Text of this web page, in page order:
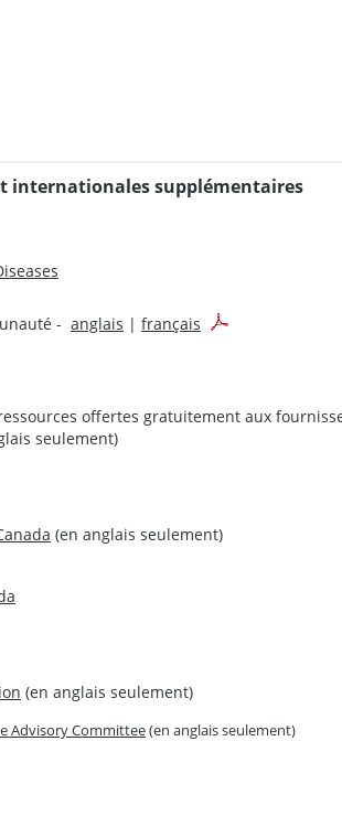
internationales supplémentaires
- anglais | français
offertes gratuitement aux
seulement)
(en anglais seulement)
(en anglais seulement)
Advisory Committee(en anglais seulement)